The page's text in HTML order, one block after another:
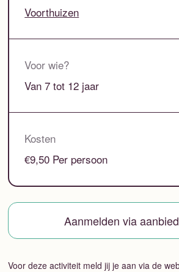
Voorthuizen
Voor wie?
Van 7 tot 12 jaar
Kosten
€9,50 Per persoon
Aanmelden via
Voor deze activiteit meld jij je aan via de